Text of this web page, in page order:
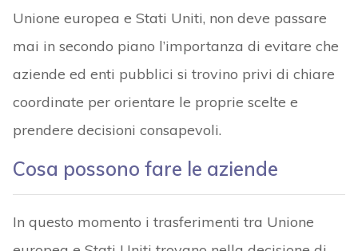
Unione europea e Stati Uniti, non deve passare
mai in secondo piano l’importanza di evitare che
aziende ed enti pubblici si trovino privi di chiare
coordinate per orientare le proprie scelte e
prendere decisioni consapevoli.
Cosa possono fare le aziende
In questo momento i trasferimenti tra Unione